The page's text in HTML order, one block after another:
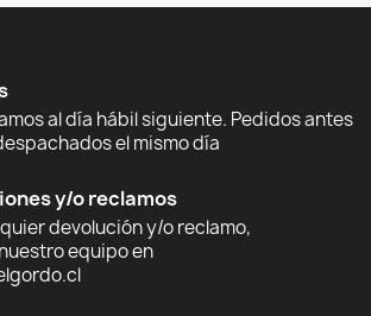
al día hábil siguiente. Pedidos antes
el mismo día
y/o reclamos
devolución y/o reclamo,
equipo en